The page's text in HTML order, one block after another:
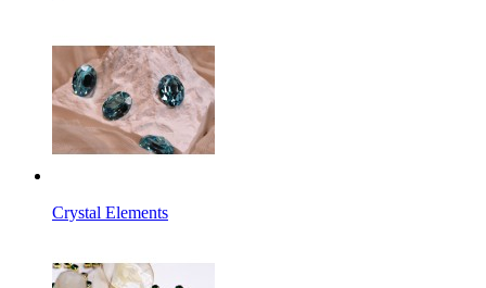
Crystal Elements